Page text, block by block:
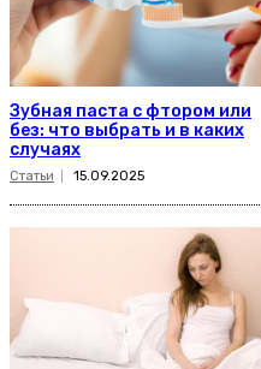
Зубная паста с фтором или
без: что выбрать и в каких
случаях
Статьи 15.09.2025